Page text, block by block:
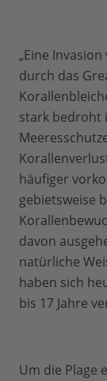
„Eine
durch das
stark bedroht
häufiger
gebietsweise
davon
natürliche
haben sich
bis 17 Jahre
Um die Plage